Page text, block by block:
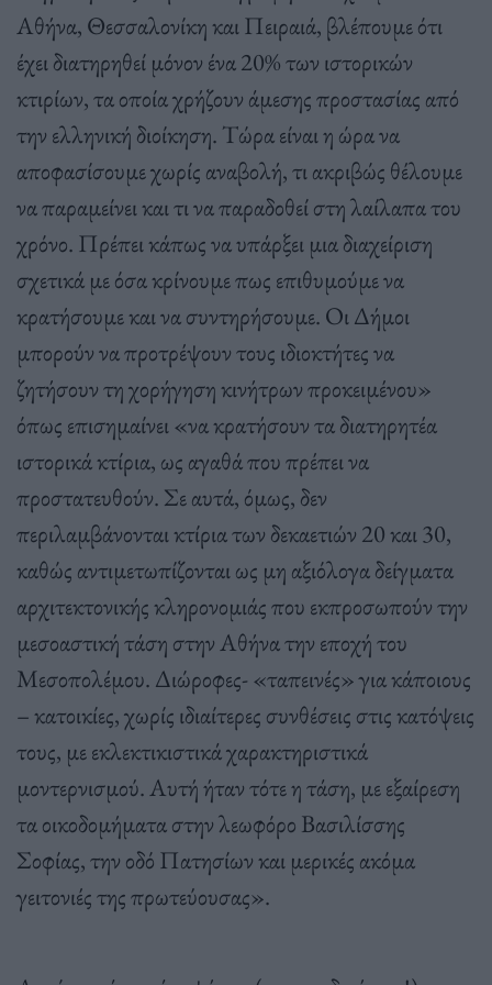
Αθήνα, Θεσσαλονίκη και Πειραιά, βλέπουμε ότι
έχει διατηρηθεί μόνον ένα 20% των ιστορικών
κτιρίων, τα οποία χρήζουν άμεσης προστασίας από
την ελληνική διοίκηση. Τώρα είναι η ώρα να
αποφασίσουμε χωρίς αναβολή, τι ακριβώς θέλουμε
να παραμείνει και τι να παραδοθεί στη λαίλαπα του
χρόνο. Πρέπει κάπως να υπάρξει μια διαχείριση
σχετικά με όσα κρίνουμε πως επιθυμούμε να
κρατήσουμε και να συντηρήσουμε. Οι Δήμοι
μπορούν να προτρέψουν τους ιδιοκτήτες να
ζητήσουν τη χορήγηση κινήτρων προκειμένου»
όπως επισημαίνει «να κρατήσουν τα διατηρητέα
ιστορικά κτίρια, ως αγαθά που πρέπει να
προστατευθούν. Σε αυτά, όμως, δεν
περιλαμβάνονται κτίρια των δεκαετιών 20 και 30,
καθώς αντιμετωπίζονται ως μη αξιόλογα δείγματα
αρχιτεκτονικής κληρονομιάς που εκπροσωπούν την
μεσοαστική τάση στην Αθήνα την εποχή του
Μεσοπολέμου. Διώροφες- «ταπεινές» για κάποιους
– κατοικίες, χωρίς ιδιαίτερες συνθέσεις στις κατόψεις
τους, με εκλεκτικιστικά χαρακτηριστικά
μοντερνισμού. Αυτή ήταν τότε η τάση, με εξαίρεση
τα οικοδομήματα στην λεωφόρο Βασιλίσσης
Σοφίας, την οδό Πατησίων και μερικές ακόμα
γειτονιές της πρωτεύουσας».